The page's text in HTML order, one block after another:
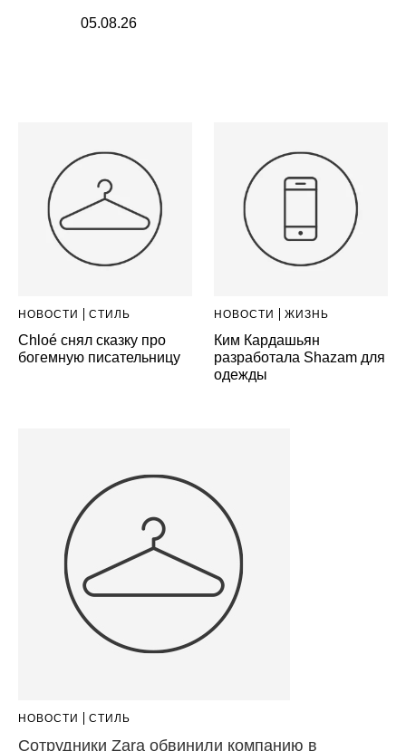
05.08.26
НОВОСТИ СТИЛЬ
Chloé снял сказку про
богемную писательницу
НОВОСТИ ЖИЗНЬ
Ким Кардашьян
разработала Shazam для
одежды
НОВОСТИ СТИЛЬ
Cотрудники Zara обвинили компанию в